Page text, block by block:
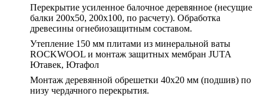
Перекрытие усиленное балочное деревянное (несущие
балки 200х50, 200х100, по расчету). Обработка
древесины огнебиозащитным составом.
Утепление 150 мм плитами из минеральной ваты
ROCKWOOL и монтаж защитных мембран JUTA
Ютавек, Ютафол
Монтаж деревянной обрешетки 40х20 мм (подшив) по
низу чердачного перекрытия.